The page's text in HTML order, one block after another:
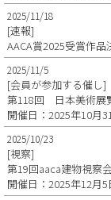
2025/11/18
[速報]
AACA賞2025受賞作品
2025/11/5
[会員が参加する催し]
第118回 日本美術展
開催日：2025年10月
2025/10/23
[視察]
第19回aaca建物視察
開催日：2025年12月5